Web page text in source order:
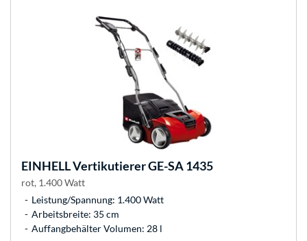
EINHELLVertikutierer GE-SA 1435
rot, 1.400 Watt
Leistung/Spannung: 1.400 Watt
Arbeitsbreite: 35 cm
Auffangbehälter Volumen: 28 l